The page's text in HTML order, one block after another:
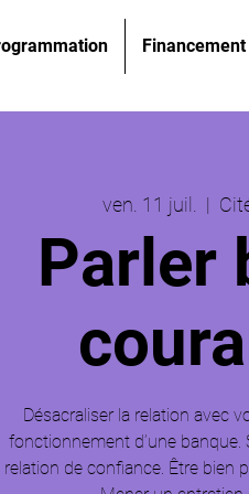
Financement
ven. 11 juil.
  |
Parler
Désacraliser la relation avec
fonctionnement d’une
relation de confiance. Être bien